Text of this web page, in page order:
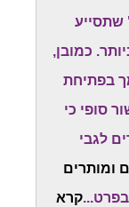
שתסייע
כמובן,
בפתיחת
סופי כי
לגבי
ומותרים
בפרט...קרא